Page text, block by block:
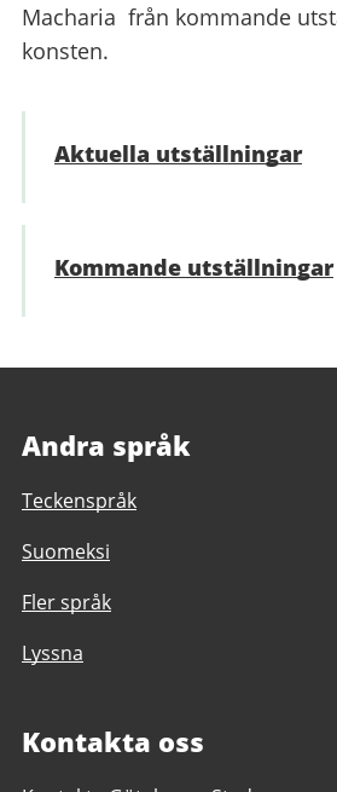
Macharia från kommande
konsten.
Aktuella utställningar
Kommande utställningar
Andra språk
Teckenspråk
Suomeksi
Fler språk
Lyssna
Kontakta oss